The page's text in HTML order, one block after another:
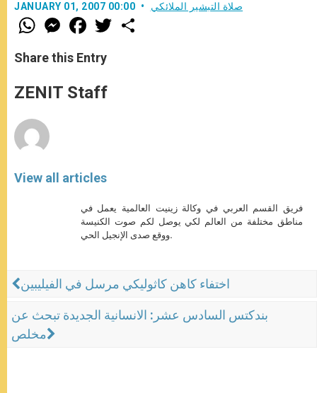
JANUARY 01, 2007 00:00 صلاة التبشير الملائكي
W
h
t
s
p
p
M
e
s
e
g
e
F
a
e
b
o
k
w
Share this Entry
ZENIT Staff
View all articles
فريق القسم العربي في وكالة زينيت العالمية يعمل في
مناطق مختلفة من العالم لكي يوصل لكم صوت الكنيسة
ووقع صدى الإنجيل الحي.
اختفاء كاهن كاثوليكي مرسل في الفيليبين
بندكتس السادس عشر: الانسانية الجديدة تبحث عن
مخلص